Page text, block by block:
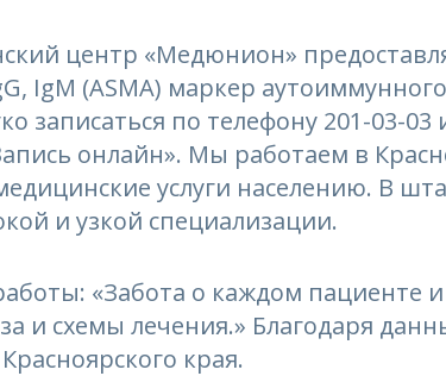
центр «Медюнион»
IgM (ASMA) маркер
записаться по телефону 201-03-
онлайн». Мы работаем в
услуги населению. В
и узкой специализации.
«Забота о каждом пациенте
и схемы лечения.» Благодаря
края.